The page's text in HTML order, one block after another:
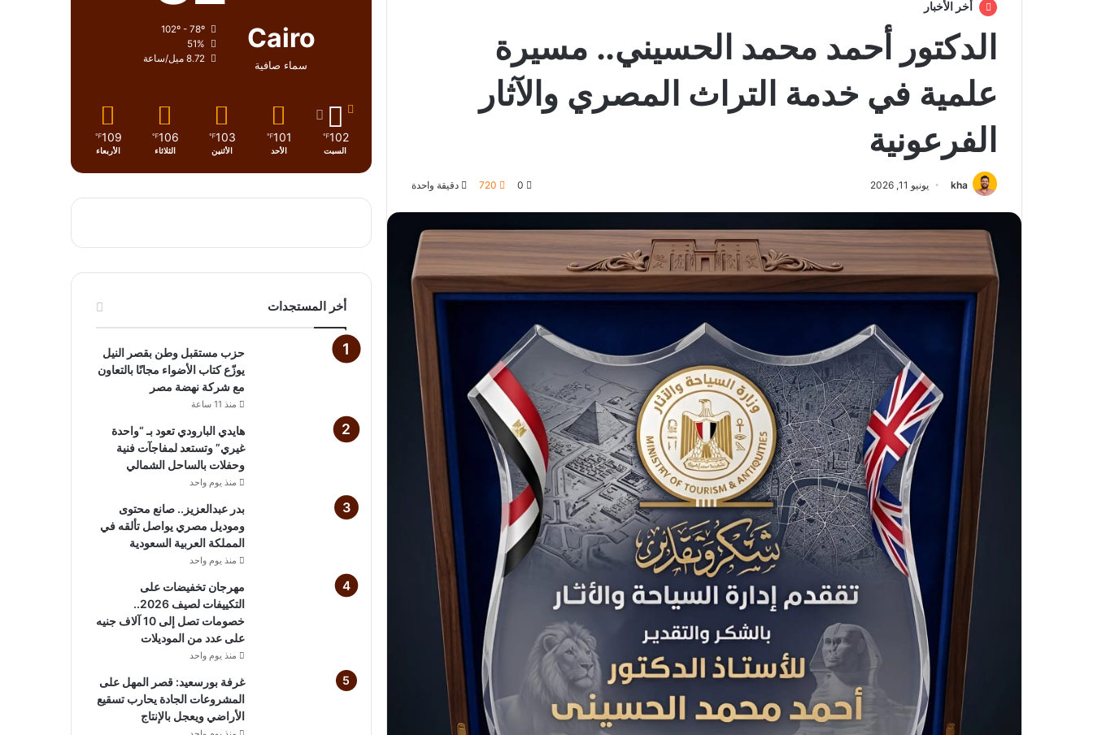
أخر الأخبار
الدكتور أحمد محمد الحسيني.. مسيرة
علمية في خدمة التراث المصري والآثار
الفرعونية
kha يونيو 11, 2026 0
720 دقيقة واحدة
Cairo
سماء صافية
102º - 78º
51%
8.72 ميل/ساعة
102
℉
السبت
101
℉
الأحد
103
℉
الأثنين
106
℉
الثلاثاء
109
℉
الأربعاء
أخر المستجدات
حزب مستقبل وطن بقصر النيل
يوزّع كتاب الأضواء مجانًا بالتعاون
مع شركة نهضة مصر
منذ 11 ساعة
هايدي البارودي تعود بـ “واحدة
غيري” وتستعد لمفاجآت فنية
وحفلات بالساحل الشمالي
منذ يوم واحد
بدر عبدالعزيز.. صانع محتوى
وموديل مصري يواصل تألقه في
المملكة العربية السعودية
منذ يوم واحد
مهرجان تخفيضات على
التكييفات لصيف 2026..
خصومات تصل إلى 10 آلاف جنيه
على عدد من الموديلات
منذ يوم واحد
غرفة بورسعيد: قصر المهل على
المشروعات الجادة يحارب تسقيع
الأراضي ويعجل بالإنتاج